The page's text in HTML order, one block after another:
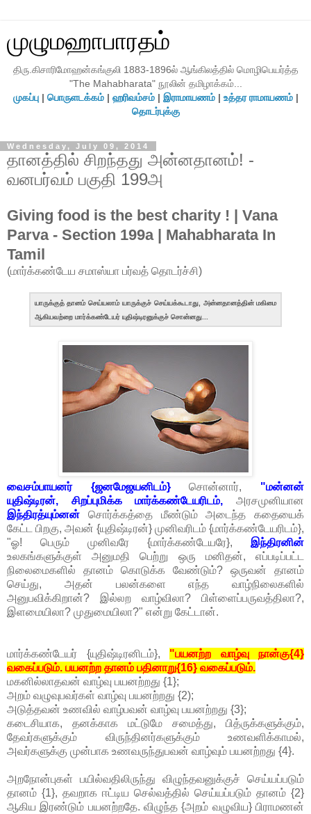
முழுமஹாபாரதம்
திரு.கிசாரிமோஹன்கங்குலி 1883-1896ல் ஆங்கிலத்தில் மொழிபெயர்த்த
"The Mahabharata" நூலின் தமிழாக்கம்...
முகப்பு| பொருளடக்கம்| ஹரிவம்சம்| இராமாயணம்| உத்தர ராமாயணம்|
தொடர்புக்கு
Wednesday, July 09, 2014
தானத்தில் சிறந்தது அன்னதானம்! -
வனபர்வம் பகுதி 199அ
Giving food is the best charity ! | Vana
Parva - Section 199a | Mahabharata In
Tamil
(மார்க்கண்டேய சமாஸ்யா பர்வத் தொடர்ச்சி)
யாருக்குத் தானம் செய்யலாம் யாருக்குச் செய்யக்கூடாது, அன்னதானத்தின் மகிமை
ஆகியவற்றை மார்க்கண்டேயர் யுதிஷ்டிரனுக்குச் சொன்னது...
வைசம்பாயனர் {ஜனமேஜயனிடம்}சொன்னார், "மன்னன்
யுதிஷ்டிரன், சிறப்புமிக்க மார்க்கண்டேயரிடம், அரசமுனியான
இந்திரத்யும்னன் சொர்க்கத்தை மீண்டும் அடைந்த கதையைக்
கேட்ட பிறகு, அவன் {யுதிஷ்டிரன்} முனிவரிடம் {மார்க்கண்டேயரிடம்},
"ஓ! பெரும் முனிவரே {மார்க்கண்டேயரே}, இந்திரனின்
உலகங்களுக்குள் அனுமதி பெற்று ஒரு மனிதன், எப்படிப்பட்ட
நிலைமைகளில் தானம் கொடுக்க வேண்டும்? ஒருவன் தானம்
செய்து, அதன் பலன்களை எந்த வாழ்நிலைகளில்
அனுபவிக்கிறான்? இல்லற வாழ்விலா? பிள்ளைப்பருவத்திலா?,
இளமையிலா? முதுமையிலா?" என்று கேட்டான்.
மார்க்கண்டேயர் {யுதிஷ்டிரனிடம்}, "பயனற்ற வாழ்வு நான்கு{4}
வகைப்படும். பயனற்ற தானம் பதினாறு{16} வகைப்படும்.
மகனில்லாதவன் வாழ்வு பயனற்றது {1};
அறம் வழுவுபவர்கள் வாழ்வு பயனற்றது {2);
அடுத்தவன் உணவில் வாழ்பவன் வாழ்வு பயனற்றது {3};
கடைசியாக, தனக்காக மட்டுமே சமைத்து, பித்ருக்களுக்கும்,
தேவர்களுக்கும் விருந்தினர்களுக்கும் உணவளிக்காமல்,
அவர்களுக்கு முன்பாக உணவருந்துபவன் வாழ்வும் பயனற்றது {4}.
அறநோன்புகள் பயில்வதிலிருந்து விழுந்தவனுக்குச் செய்யப்படும்
தானம் {1}, தவறாக ஈட்டிய செல்வத்தில் செய்யப்படும் தானம் {2}
ஆகிய இரண்டும் பயனற்றதே. விழுந்த {அறம் வழுவிய} பிராமணன்